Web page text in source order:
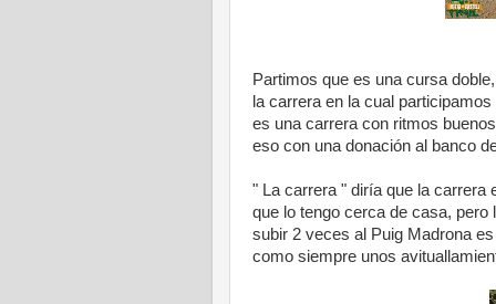
Partimos que es una cursa
la carrera en la cual
es una carrera con ritmos
eso con una donación al banco
" La carrera " diría que la carrera
que lo tengo cerca de casa,
subir 2 veces al Puig Madrona
como siempre unos